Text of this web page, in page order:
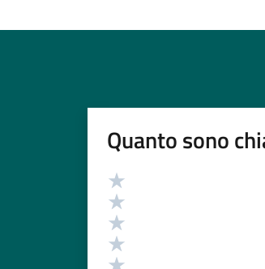
Quanto sono
Valutazione